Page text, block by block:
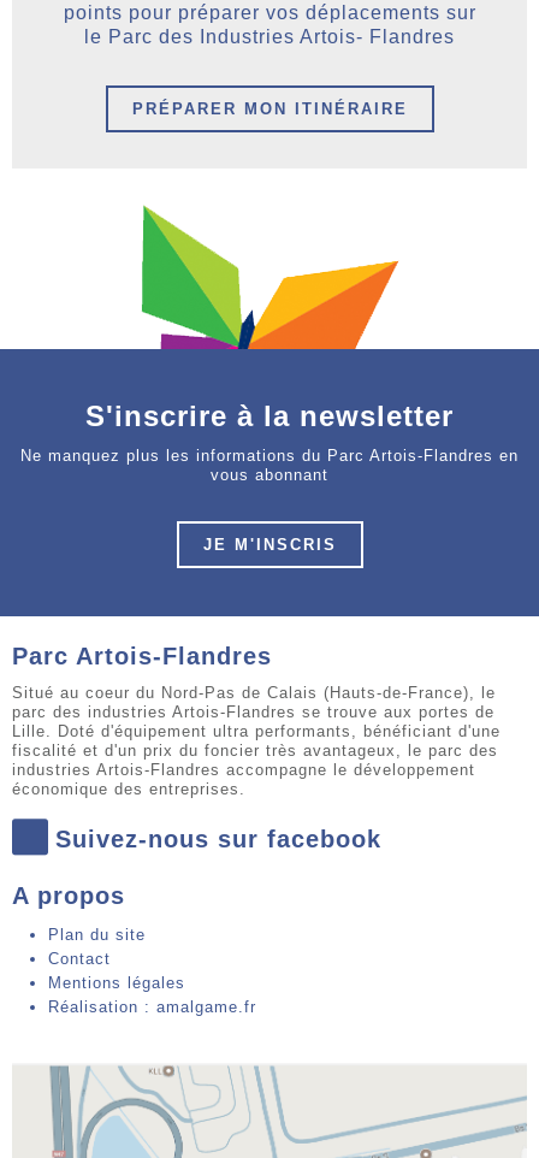
points pour préparer vos déplacements sur
le Parc des Industries Artois- Flandres
PRÉPARER MON ITINÉRAIRE
S'inscrire à la newsletter
Ne manquez plus les informations du Parc Artois-Flandres en
vous abonnant
JE M'INSCRIS
Parc Artois-Flandres
Situé au coeur du Nord-Pas de Calais (Hauts-de-France), le
parc des industries Artois-Flandres se trouve aux portes de
Lille. Doté d'équipement ultra performants, bénéficiant d'une
fiscalité et d'un prix du foncier très avantageux, le parc des
industries Artois-Flandres accompagne le développement
économique des entreprises.
Suivez-nous sur facebook
A propos
Plan du site
Contact
Mentions légales
Réalisation : amalgame.fr